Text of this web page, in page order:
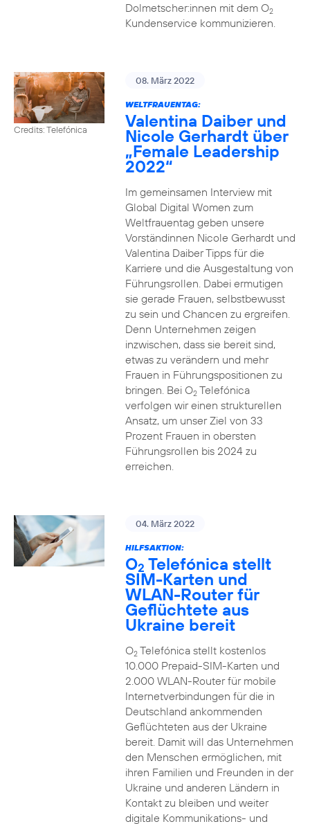
Dolmetscher:innen mit dem O2
Kundenservice kommunizieren.
Credits: Telefónica
08. März 2022
WELTFRAUENTAG:
Valentina Daiber und
Nicole Gerhardt über
„Female Leadership
2022“
Im gemeinsamen Interview mit
Global Digital Women zum
Weltfrauentag geben unsere
Vorständinnen Nicole Gerhardt und
Valentina Daiber Tipps für die
Karriere und die Ausgestaltung von
Führungsrollen. Dabei ermutigen
sie gerade Frauen, selbstbewusst
zu sein und Chancen zu ergreifen.
Denn Unternehmen zeigen
inzwischen, dass sie bereit sind,
etwas zu verändern und mehr
Frauen in Führungspositionen zu
bringen. Bei O2Telefónica
verfolgen wir einen strukturellen
Ansatz, um unser Ziel von 33
Prozent Frauen in obersten
Führungsrollen bis 2024 zu
erreichen.
04. März 2022
HILFSAKTION:
O2 Telefónica stellt
SIM-Karten und
WLAN-Router für
Geflüchtete aus
Ukraine bereit
O2Telefónica stellt kostenlos
10.000 Prepaid-SIM-Karten und
2.000 WLAN-Router für mobile
Internetverbindungen für die in
Deutschland ankommenden
Geflüchteten aus der Ukraine
bereit. Damit will das Unternehmen
den Menschen ermöglichen, mit
ihren Familien und Freunden in der
Ukraine und anderen Ländern in
Kontakt zu bleiben und weiter
digitale Kommunikations- und